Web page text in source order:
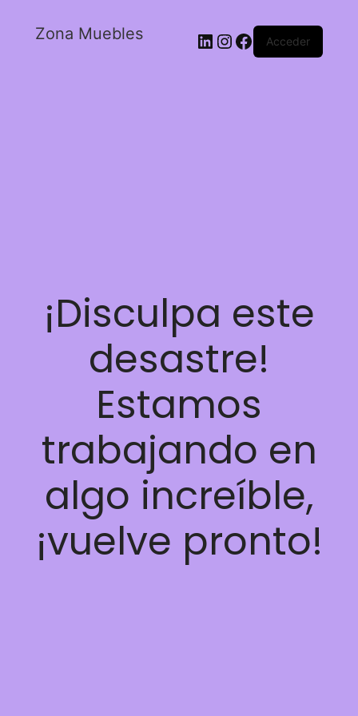
Zona Muebles Acceder
¡Disculpa este
desastre!
Estamos
trabajando en
algo increíble,
¡vuelve pronto!